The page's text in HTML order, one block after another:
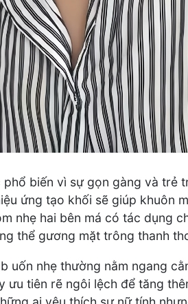
biến vì sự gọn gàng và trẻ
ứng tạo khối sẽ giúp khuôn
nhẹ hai bên má có tác dụng
thể gương mặt trông thanh
uốn nhẹ thường nằm ngang
ưu tiên rẽ ngôi lệch để tăng